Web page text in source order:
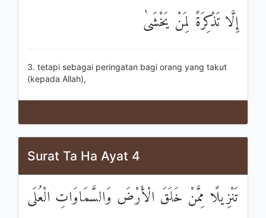
إِلَّا تَذْكِرَةً لِمَنْ يَخْشَىٰ
3. tetapi sebagai peringatan bagi orang yang takut
(kepada Allah),
Surat Ta Ha Ayat 4
تَنْزِيلًا مِمَّنْ خَلَقَ الْأَرْضَ وَالسَّمَاوَاتِ الْعُلَى